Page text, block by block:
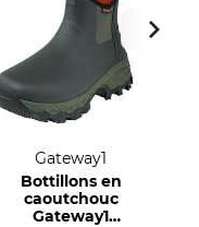
Gateway1
Bottillons en
caoutchouc
Gateway1